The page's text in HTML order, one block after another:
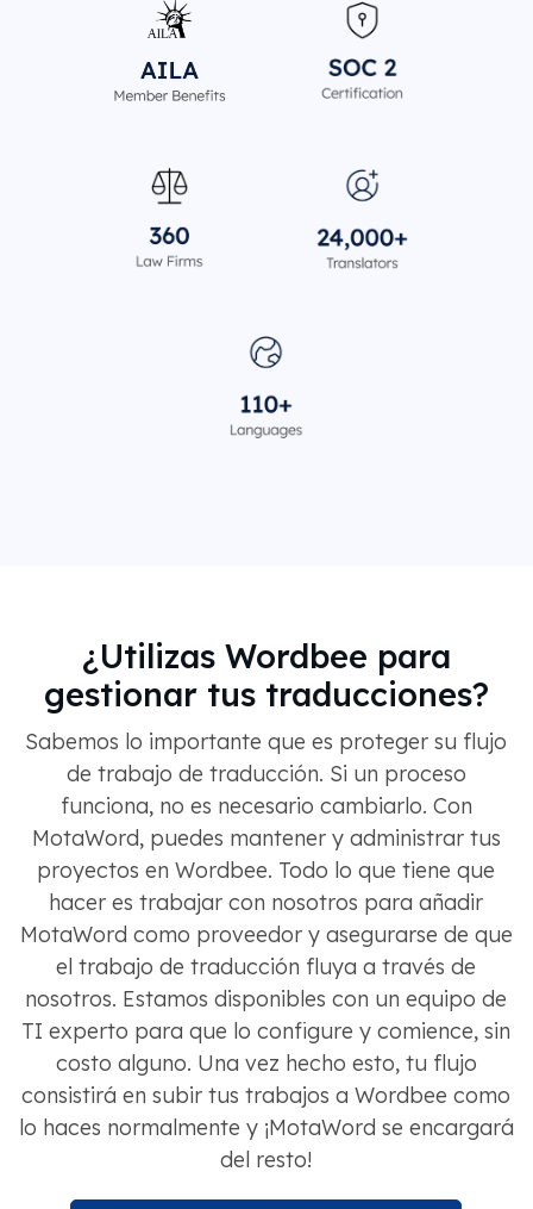
¿Utilizas Wordbee para
gestionar tus traducciones?
Sabemos lo importante que es proteger su flujo
de trabajo de traducción. Si un proceso
funciona, no es necesario cambiarlo. Con
MotaWord, puedes mantener y administrar tus
proyectos en Wordbee. Todo lo que tiene que
hacer es trabajar con nosotros para añadir
MotaWord como proveedor y asegurarse de que
el trabajo de traducción fluya a través de
nosotros. Estamos disponibles con un equipo de
TI experto para que lo configure y comience, sin
costo alguno. Una vez hecho esto, tu flujo
consistirá en subir tus trabajos a Wordbee como
lo haces normalmente y ¡MotaWord se encargará
del resto!